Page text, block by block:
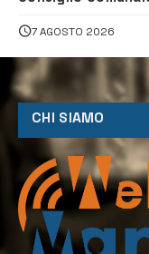
7 AGOSTO 2026
CHI SIAMO